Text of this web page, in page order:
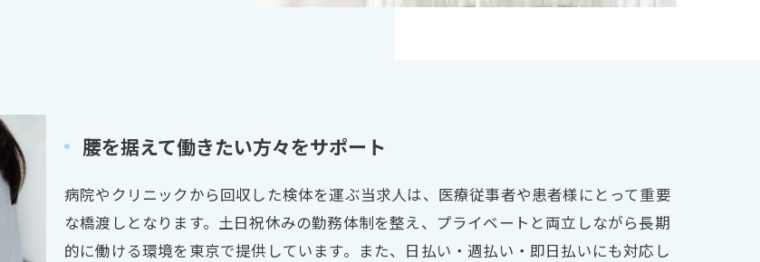
腰を据えて働きたい方々をサポート
病院やクリニックから回収した検体を運ぶ当求人は、医療従事者や患者様にとって重要
な橋渡しとなります。土日祝休みの勤務体制を整え、プライベートと両立しながら長期
的に働ける環境を東京で提供しています。また、日払い・週払い・即日払いにも対応し